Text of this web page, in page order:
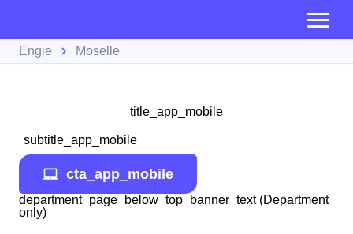
Engie Moselle
title_app_mobile
subtitle_app_mobile
cta_app_mobile
department_page_below_top_banner_text (Department
only)